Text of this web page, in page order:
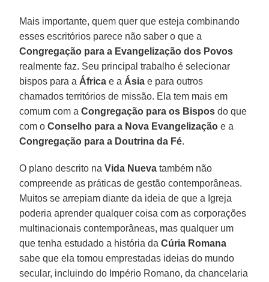
Mais importante, quem quer que esteja combinando
esses escritórios parece não saber o que a
Congregação para a Evangelização dos Povos
realmente faz. Seu principal trabalho é selecionar
bispos para a África e a Ásia e para outros
chamados territórios de missão. Ela tem mais em
comum com aCongregação para os Bispos do que
com oConselho para a Nova Evangelização e a
Congregação para a Doutrina da Fé.
O plano descrito naVida Nueva também não
compreende as práticas de gestão contemporâneas.
Muitos se arrepiam diante da ideia de que a Igreja
poderia aprender qualquer coisa com as corporações
multinacionais contemporâneas, mas qualquer um
que tenha estudado a história da Cúria Romana
sabe que ela tomou emprestadas ideias do mundo
secular, incluindo do Império Romano, da chancelaria